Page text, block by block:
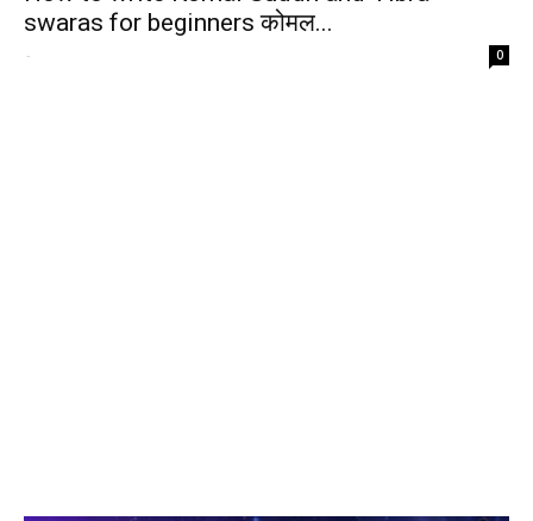
swaras for beginners कोमल...
- 0